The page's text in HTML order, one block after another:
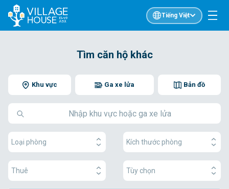
Tiếng Việt
Tìm căn hộ khác
Khu vực Bản đồ
Ga xe lửa
Loại phòng Kích thước phòng
Thuê Tùy chọn